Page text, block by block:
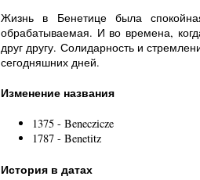
Жизнь в Бенетице была
обрабатываемая. И во времена,
друг другу. Солидарность и
сегодняшних дней.
Изменение названия
1375 - Beneczicze
1787 - Benetitz
История в датах